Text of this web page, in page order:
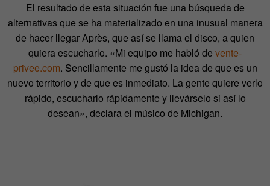
El resultado de esta situación fue una búsqueda de
alternativas que se ha materializado en una inusual manera
de hacer llegar Après, que así se llama el disco, a quien
quiera escucharlo. «Mi equipo me habló de vente-
privee.com. Sencillamente me gustó la idea de que es un
nuevo territorio y de que es inmediato. La gente quiere verlo
rápido, escucharlo rápidamente y llevárselo si así lo
desean», declara el músico de Michigan.